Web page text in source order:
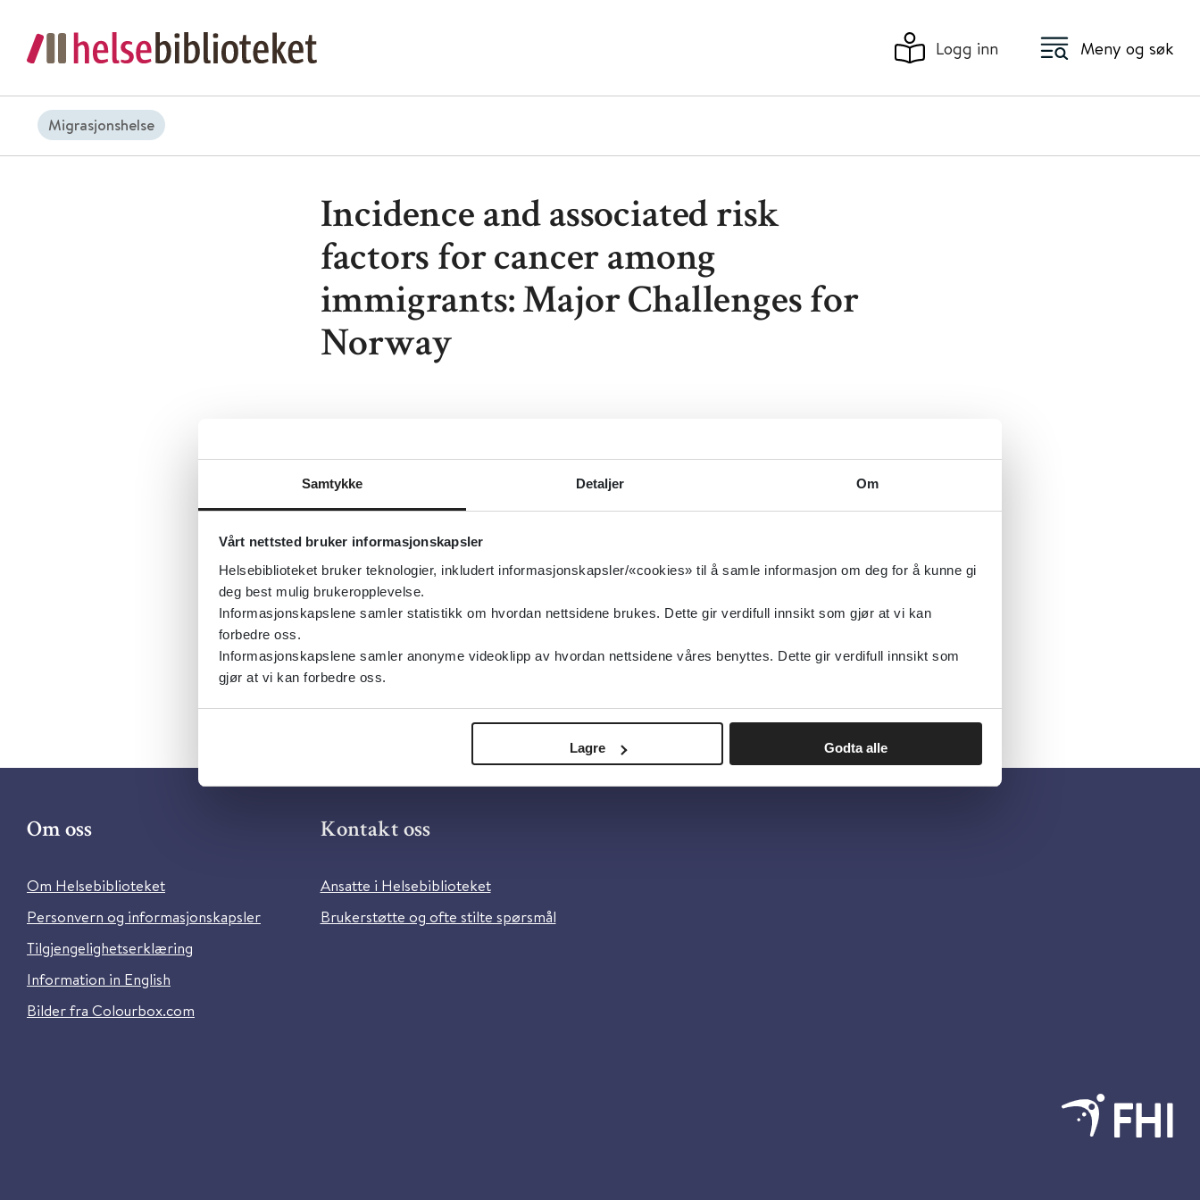
Samtykke Detaljer Om
Vårt nettsted bruker informasjonskapsler
Helsebiblioteket bruker teknologier, inkludert informasjonskapsler/«cookies» til å samle informasjon om deg for å kunne gi
deg best mulig brukeropplevelse.
Informasjonskapslene samler statistikk om hvordan nettsidene brukes. Dette gir verdifull innsikt som gjør at vi kan
forbedre oss.
Informasjonskapslene samler anonyme videoklipp av hvordan nettsidene våres benyttes. Dette gir verdifull innsikt som
gjør at vi kan forbedre oss.
Lagre Godta alle
Logg inn Meny og søk
Migrasjonshelse
Incidence and associated risk
factors for cancer among
immigrants: Major Challenges for
Norway
Major Challenges for Norway
Tema:
Dokumenttype: Rapporter
Utgiver:Folkehelseinstituttet (FHI)
Språk:Norsk
Om oss
Om Helsebiblioteket
Personvern og informasjonskapsler
Tilgjengelighetserklæring
Information in English
Bilder fra Colourbox.com
Kontakt oss
Ansatte i Helsebiblioteket
Brukerstøtte og ofte stilte spørsmål